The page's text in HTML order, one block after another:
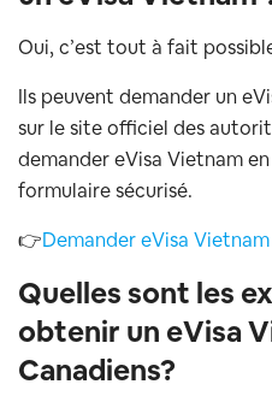
Oui, c’est tout à fait
Ils peuvent demander un
sur le site officiel des
demander eVisa Vietnam
formulaire sécurisé.
👉Demander eVisa
Quelles sont les
obtenir un eVisa
Canadiens?